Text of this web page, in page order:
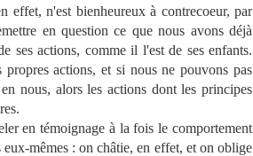
effet, n'est bienheureux à contrecoeur, par
en question ce que nous avons déjà
ses actions, comme il l'est de ses enfants.
actions, et si nous ne pouvons pas
nous, alors les actions dont les principes
en témoignage à la fois le comportement
mêmes : on châtie, en effet, et on oblige